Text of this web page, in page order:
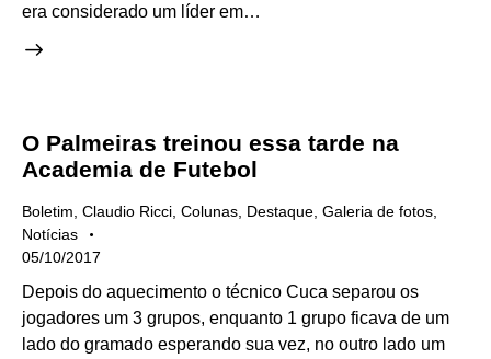
era considerado um líder em…
O Palmeiras treinou essa tarde na
Academia de Futebol
Boletim Claudio Ricci Colunas Destaque Galeria de fotos
Notícias
05/10/2017
Depois do aquecimento o técnico Cuca separou os
jogadores um 3 grupos, enquanto 1 grupo ficava de um
lado do gramado esperando sua vez, no outro lado um